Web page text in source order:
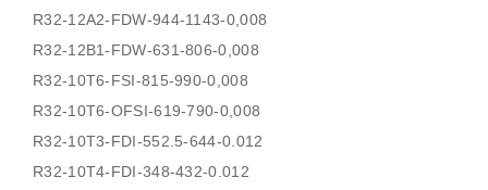
R32-12A2-FDW-944-1143-0,008
R32-12B1-FDW-631-806-0,008
R32-10T6-FSI-815-990-0,008
R32-10T6-OFSI-619-790-0,008
R32-10T3-FDI-552.5-644-0.012
R32-10T4-FDI-348-432-0.012